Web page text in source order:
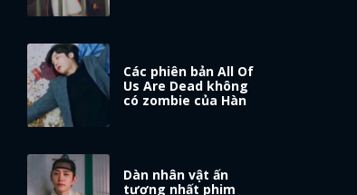
Các phiên bản All Of
Us Are Dead không
có zombie của Hàn
Dàn nhân vật ấn
tượng nhất phim